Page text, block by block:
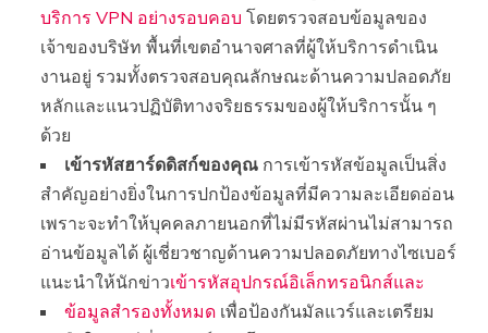
บริการ VPN อย่างรอบคอบ โดยตรวจสอบข้อมูลของ
เจ้าของบริษัท พื้นที่เขตอำนาจศาลที่ผู้ให้บริการดำเนิน
งานอยู่ รวมทั้งตรวจสอบคุณลักษณะด้านความปลอดภัย
หลักและแนวปฏิบัติทางจริยธรรมของผู้ให้บริการนั้น ๆ
ด้วย
เข้ารหัสฮาร์ดดิสก์ของคุณ การเข้ารหัสข้อมูลเป็นสิ่ง
สำคัญอย่างยิ่งในการปกป้องข้อมูลที่มีความละเอียดอ่อน
เพราะจะทำให้บุคคลภายนอกที่ไม่มีรหัสผ่านไม่สามารถ
อ่านข้อมูลได้ ผู้เชี่ยวชาญด้านความปลอดภัยทางไซเบอร์
แนะนำให้นักข่าวเข้ารหัสอุปกรณ์อิเล็กทรอนิกส์และ
ข้อมูลสำรองทั้งหมด เพื่อป้องกันมัลแวร์และเตรียม